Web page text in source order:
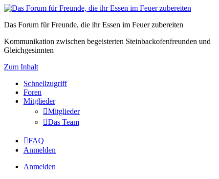
Das Forum für Freunde, die ihr Essen im Feuer zubereiten
Kommunikation zwischen begeisterten Steinbackofenfreunden und
Gleichgesinnten
Zum Inhalt
Schnellzugriff
Foren
Mitglieder
Mitglieder
Das Team
FAQ
Anmelden
Anmelden